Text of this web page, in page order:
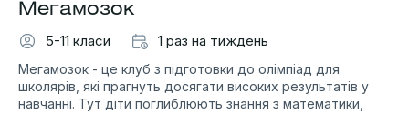
Мегамозок
5-11 класи
1 раз на тиждень
Мегамозок - це клуб з підготовки до олімпіад для
школярів, які прагнуть досягати високих результатів у
навчанні. Тут діти поглиблюють знання з математики,